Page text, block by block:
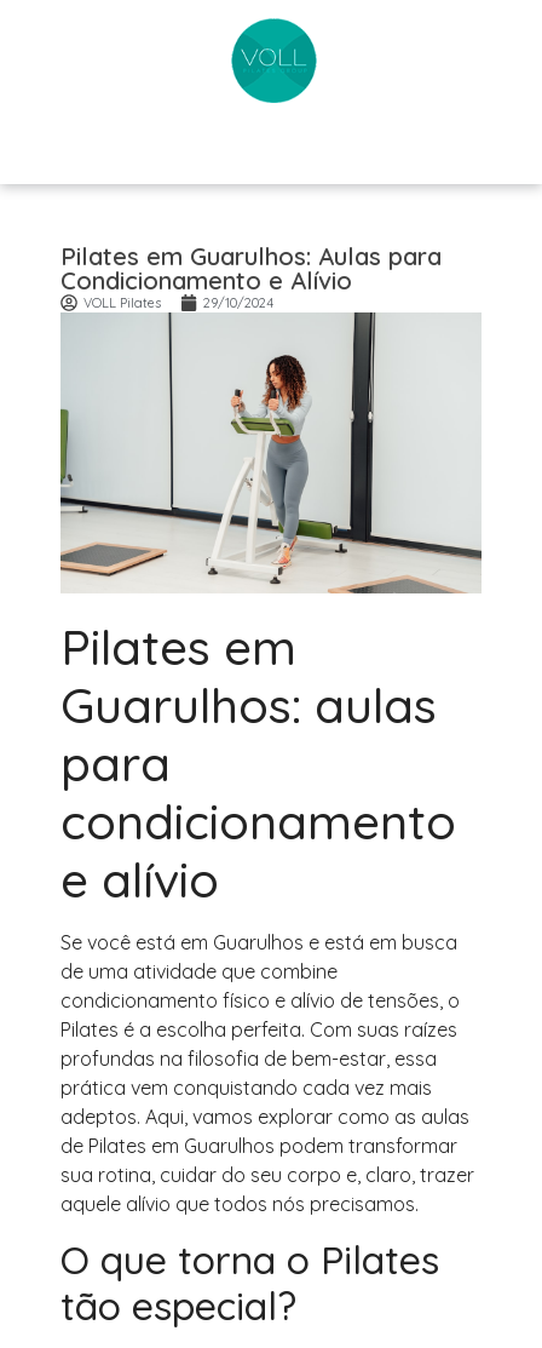
Pilates em Guarulhos: Aulas para
Condicionamento e Alívio
VOLL Pilates 29/10/2024
Pilates em
Guarulhos: aulas
para
condicionamento
e alívio
Se você está em Guarulhos e está em busca
de uma atividade que combine
condicionamento físico e alívio de tensões, o
Pilates é a escolha perfeita. Com suas raízes
profundas na filosofia de bem-estar, essa
prática vem conquistando cada vez mais
adeptos. Aqui, vamos explorar como as aulas
de Pilates em Guarulhos podem transformar
sua rotina, cuidar do seu corpo e, claro, trazer
aquele alívio que todos nós precisamos.
O que torna o Pilates
tão especial?